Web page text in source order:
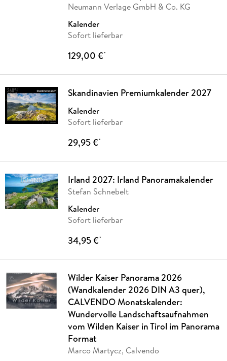
Neumann Verlage GmbH & Co. KG
Kalender
Sofort lieferbar
129,00 €*
Skandinavien Premiumkalender 2027
Kalender
Sofort lieferbar
29,95 €*
Irland 2027: Irland Panoramakalender
Stefan Schnebelt
Kalender
Sofort lieferbar
34,95 €*
Wilder Kaiser Panorama 2026
(Wandkalender 2026 DIN A3 quer),
CALVENDO Monatskalender:
Wundervolle Landschaftsaufnahmen
vom Wilden Kaiser in Tirol im Panorama
Format
Marco Martycz, Calvendo